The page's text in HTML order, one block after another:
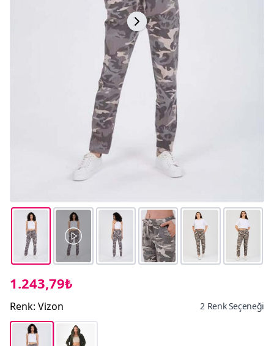
1.243,79₺
Renk: Vizon 2 Renk Seçeneği